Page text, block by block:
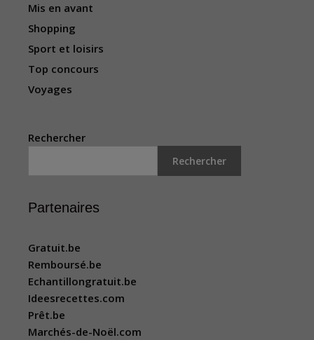
Mis en avant
Shopping
Sport et loisirs
Top concours
Voyages
Rechercher
Rechercher
Partenaires
Gratuit.be
Remboursé.be
Echantillongratuit.be
Ideesrecettes.com
Prêt.be
Marchés-de-Noël.com